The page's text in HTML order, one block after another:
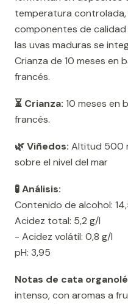
temperatura
componentes de
las uvas maduras se
Crianza de 10 meses en
francés.
⏳ Crianza: 10 meses en
francés.
🌿 Viñedos: Altitud 500
sobre el nivel del mar
🧪 Análisis:
Contenido de alcohol:
Acidez total: 5,2 g/l
- Acidez volátil: 0,8 g/l
pH: 3,95
Notas de cata
intenso, con aromas a